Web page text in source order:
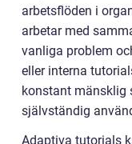
arbetsflöden i
arbetar med
vanliga problem
eller interna
konstant mänsklig
självständig
Adaptiva tutorials